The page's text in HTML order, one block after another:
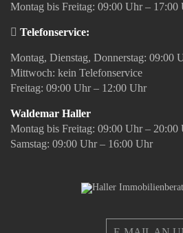
Montag bis Freitag: 09:00 Uhr – 17:00
Telefonservice:
Montag, Dienstag, Donnerstag: 09:00
Mittwoch: kein Telefonservice
Freitag: 09:00 Uhr – 12:00 Uhr
Waldemar Haller
Montag bis Freitag: 09:00 Uhr – 20:00
Samstag: 09:00 Uhr – 16:00 Uhr